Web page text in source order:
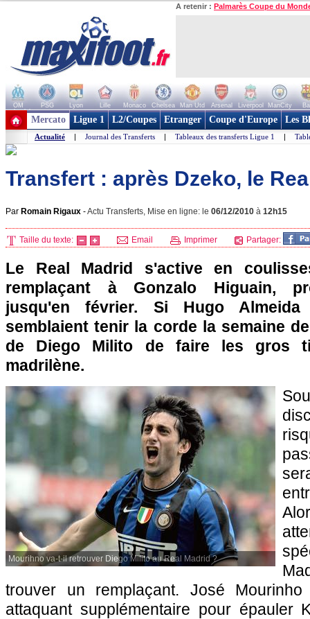
A retenir : Palmarès Coupe du
OM PSG Lyon Lille Monaco Chelsea Man Utd Arsenal Liverpool ManCity
+ de clubs
Mercato Ligue 1 L2/Coupes Etranger Coupe d'Europe Les
Actualité | Journal des Transferts | Tableaux des transferts Ligue 1 |
Transfert : après Dzeko, le
Par Romain Rigaux -Actu Transferts, Mise en ligne: le 06/12/2010 à 12h15
Taille du texte: Email Imprimer Partager:
Le Real Madrid s'active en
remplaçant à Gonzalo Higuain,
jusqu'en février. Si Hugo
semblaient tenir la corde la semaine
de Diego Milito de faire les gros
madrilène.
Mourihno va-t-il retrouver Diego Milito au Real Madrid ?
trouver un remplaçant. José
attaquant supplémentaire pour épauler